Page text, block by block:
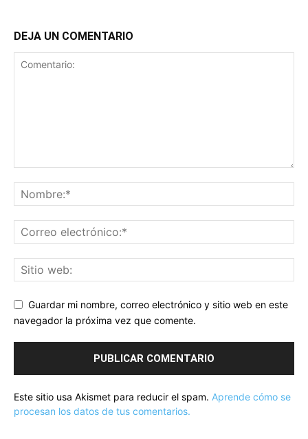
DEJA UN COMENTARIO
Guardar mi nombre, correo electrónico y sitio web en este
navegador la próxima vez que comente.
Este sitio usa Akismet para reducir el spam. Aprende cómo se
procesan los datos de tus comentarios.